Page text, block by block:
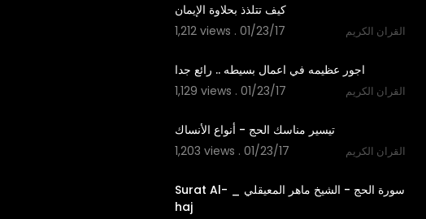
‫كيف تتلذذ بحلاوة الإيمان‬‎
1,212 views . 01/23/17
القران الكريم
1,129 views . 01/23/17
القران الكريم
‫تيسير مناسك الحج - أنواع الأنساك‬‎
1,203 views . 01/23/17
القران الكريم
‫سورة الحج - الشيخ ماهر المعيقلي _ Surat Al-
haj‬‎